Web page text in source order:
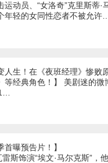
运动员、“女洛奇”克里斯蒂
年轻的女同性恋者不被允许
人生！在《夜班经理》惨
等经典角色！】 美剧迷的微
首曝预告片！】
雷斯饰演“埃文·马尔克斯”